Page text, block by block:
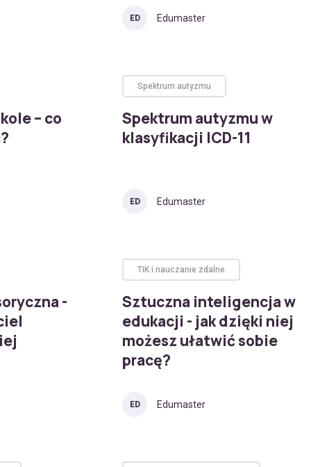
ED Edumaster
– co
Spektrum autyzmu
Spektrum autyzmu w
klasyfikacji ICD-11
ED Edumaster
-
TIK i nauczanie zdalne
Sztuczna inteligencja w
edukacji - jak dzięki niej
możesz ułatwić sobie
pracę?
ED Edumaster